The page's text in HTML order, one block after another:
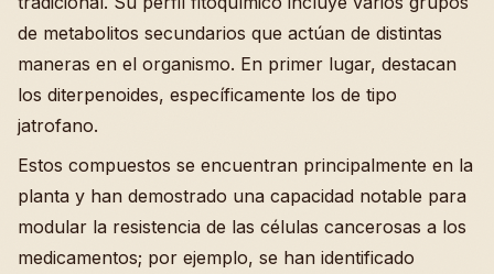
de metabolitos secundarios que actúan de distintas
maneras en el organismo. En primer lugar, destacan
los diterpenoides, específicamente los de tipo
jatrofano.
Estos compuestos se encuentran principalmente en la
planta y han demostrado una capacidad notable para
modular la resistencia de las células cancerosas a los
medicamentos; por ejemplo, se han identificado